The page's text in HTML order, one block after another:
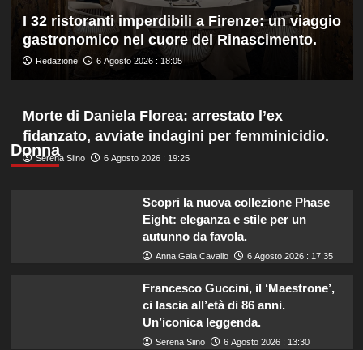
Europei
di
Parigi,
oro
I 32 ristoranti imperdibili a Firenze: un viaggio
gastronomico nel cuore del Rinascimento.
Redazione 6 Agosto 2026 : 18:05
Donna
Morte di Daniela Florea: arrestato l’ex
fidanzato, avviate indagini per femminicidio.
Serena Siino 6 Agosto 2026 : 19:25
Scopri la nuova collezione Phase
Eight: eleganza e stile per un
autunno da favola.
Anna Gaia Cavallo 6 Agosto 2026 : 17:35
Francesco Guccini, il ‘Maestrone’,
ci lascia all’età di 86 anni.
Un’iconica leggenda.
Serena Siino 6 Agosto 2026 : 13:30